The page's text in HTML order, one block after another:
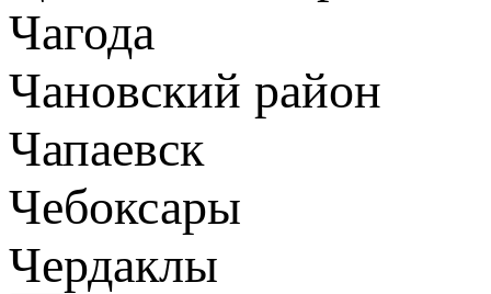
Чагода
Чановский район
Чапаевск
Чебоксары
Чердаклы